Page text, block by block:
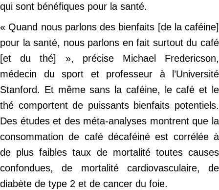
qui sont bénéfiques pour la santé.
« Quand nous parlons des bienfaits [de la caféine]
pour la santé, nous parlons en fait surtout du café
[et du thé] », précise Michael Fredericson,
médecin du sport et professeur à l’Université
Stanford. Et même sans la caféine, le café et le
thé comportent de puissants bienfaits potentiels.
Des études et des méta-analyses montrent que la
consommation de café décaféiné est corrélée à
de plus faibles taux de mortalité toutes causes
confondues, de mortalité cardiovasculaire, de
diabète de type 2 et de cancer du foie.